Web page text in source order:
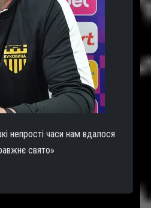
непрості часи нам вдалося
свято»